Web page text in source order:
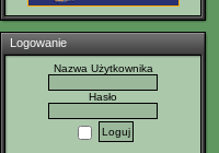
Logowanie
Nazwa Użytkownika
Hasło